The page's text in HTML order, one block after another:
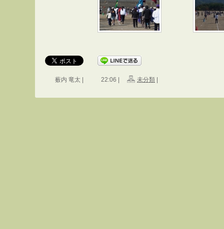
薮内 竜太 | 22:06 | 未分類